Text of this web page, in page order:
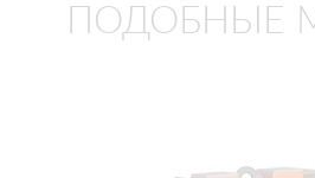
ПОДОБНЫЕ